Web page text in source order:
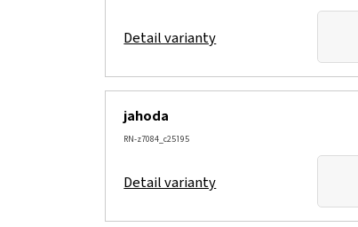
Detail varianty
jahoda
RN-z7084_c25195
Detail varianty